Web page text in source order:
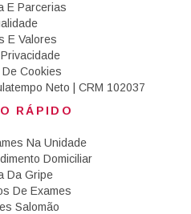
E Parcerias
E Valores
Cookies
Neto | CRM 102037
RÁPIDO
Na Unidade
Domiciliar
Da Gripe
De Exames
Salomão